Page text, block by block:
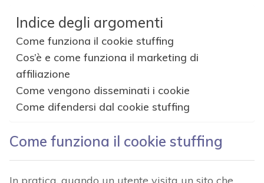
Indice degli argomenti
Come funziona il cookie stuffing
Cos’è e come funziona il marketing di
affiliazione
Come vengono disseminati i cookie
Come difendersi dal cookie stuffing
Come funziona il cookie stuffing